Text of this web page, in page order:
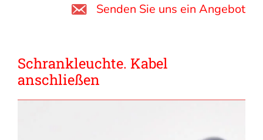
Senden Sie uns ein Angebot
Schrankleuchte. Kabel
anschließen